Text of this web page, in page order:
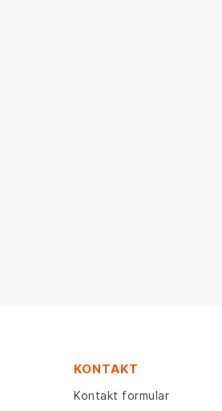
KONTAKT
Kontakt formular